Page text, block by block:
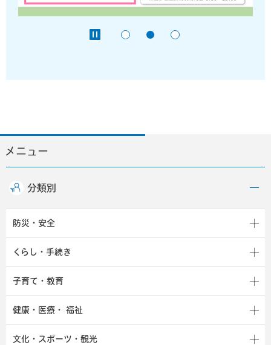
メニュー
分類別
防災・安全
くらし・手続き
子育て・教育
健康・医療・ 福祉
文化・スポーツ・観光